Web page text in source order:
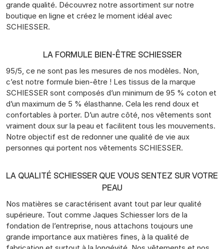
grande qualité. Découvrez notre assortiment sur notre
boutique en ligne et créez le moment idéal avec
SCHIESSER.
LA FORMULE BIEN-ÊTRE SCHIESSER
95/5, ce ne sont pas les mesures de nos modèles. Non,
c’est notre formule bien-être ! Les tissus de la marque
SCHIESSER sont composés d’un minimum de 95 % coton et
d’un maximum de 5 % élasthanne. Cela les rend doux et
confortables à porter. D’un autre côté, nos vêtements sont
vraiment doux sur la peau et facilitent tous les mouvements.
Notre objectif est de redonner une qualité de vie aux
personnes qui portent nos vêtements SCHIESSER.
LA QUALITÉ SCHIESSER QUE VOUS SENTEZ SUR VOTRE
PEAU
Nos matières se caractérisent avant tout par leur qualité
supérieure. Tout comme Jaques Schiesser lors de la
fondation de l’entreprise, nous attachons toujours une
grande importance aux matières fines, à la qualité de